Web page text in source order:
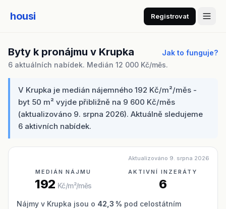
housi Registrovat
Byty k pronájmu v Krupka
Jak to funguje?
6 aktuálních nabídek. Medián 12 000 Kč/měs.
V Krupka je medián nájemného 192 Kč/m²/měs -
byt 50 m² vyjde přibližně na 9 600 Kč/měs
(aktualizováno 9. srpna 2026). Aktuálně sledujeme
6 aktivních nabídek.
Aktualizováno 9. srpna 2026
MEDIÁN NÁJMU
192 Kč/m²/měs
AKTIVNÍ INZERÁTY
6
Nájmy v Krupka jsou o 42,3 % pod celostátním